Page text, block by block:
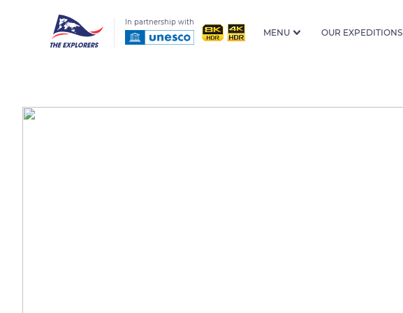
In partnership with
MENU OUR EXPEDITIONS